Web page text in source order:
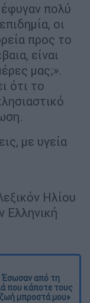
πολύ
οι
προς το
είναι
μας;».
ότι το
με υγεία
Ηλίου
Ελληνική
Έσωσαν από τη
που κάποτε τους
μπροστά μου»